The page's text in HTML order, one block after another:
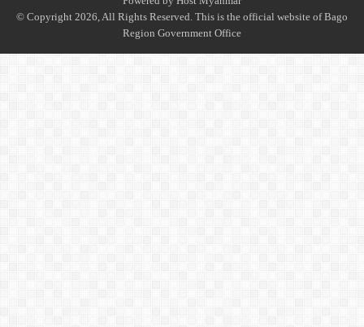
© Copyright 2026, All Rights Reserved. This is the official website of Bago
Region Government Office